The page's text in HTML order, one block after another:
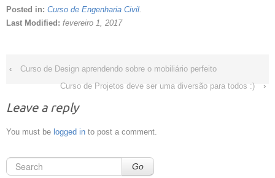
Posted in: Curso de Engenharia Civil
Last Modified: fevereiro 1, 2017
‹
Curso de Design aprendendo sobre o mobiliário perfeito
Curso de Projetos deve ser uma diversão para todos :)
›
Leave a reply
You must be logged in to post a comment.
Go